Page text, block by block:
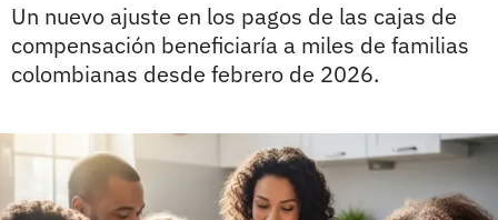
Un nuevo ajuste en los pagos de las cajas de
compensación beneficiaría a miles de familias
colombianas desde febrero de 2026.